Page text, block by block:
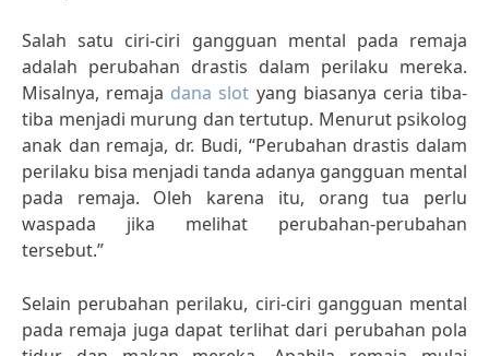
Salah satu ciri-ciri gangguan mental pada remaja
adalah perubahan drastis dalam perilaku mereka.
Misalnya, remaja dana slot yang biasanya ceria tiba-
tiba menjadi murung dan tertutup. Menurut psikolog
anak dan remaja, dr. Budi, “Perubahan drastis dalam
perilaku bisa menjadi tanda adanya gangguan mental
pada remaja. Oleh karena itu, orang tua perlu
waspada jika melihat perubahan-perubahan
tersebut.”
Selain perubahan perilaku, ciri-ciri gangguan mental
pada remaja juga dapat terlihat dari perubahan pola